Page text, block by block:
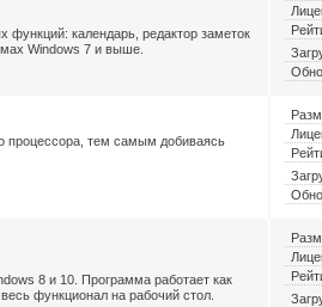
календарь, редактор заметок
Windows 7 и выше.
процессора, тем самым добиваясь
8 и 10. Программа работает как
функционал на рабочий стол.